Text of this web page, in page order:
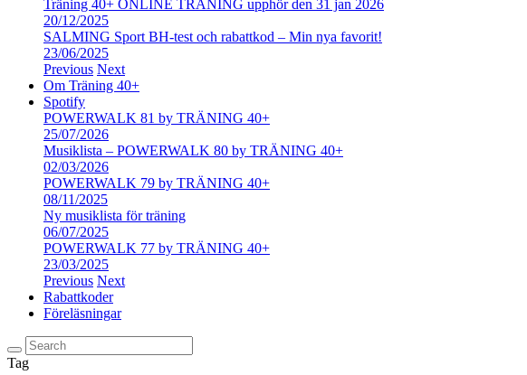
Träning 40+ ONLINE TRÄNING upphör den 31 jan 2026
20/12/2025
SALMING Sport BH-test och rabattkod – Min nya favorit!
23/06/2025
Previous Next
Om Träning 40+
Spotify
POWERWALK 81 by TRÄNING 40+
25/07/2026
Musiklista – POWERWALK 80 by TRÄNING 40+
02/03/2026
POWERWALK 79 by TRÄNING 40+
08/11/2025
Ny musiklista för träning
06/07/2025
POWERWALK 77 by TRÄNING 40+
23/03/2025
Previous Next
Rabattkoder
Föreläsningar
Tag